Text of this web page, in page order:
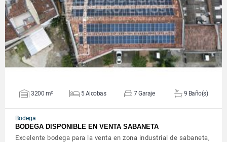
VER DETALLES
3200 m² 5 Alcobas 7 Garaje 9 Baño(s)
Bodega
BODEGA DISPONIBLE EN VENTA SABANETA
Excelente bodega para la venta en zona industrial de sabaneta,